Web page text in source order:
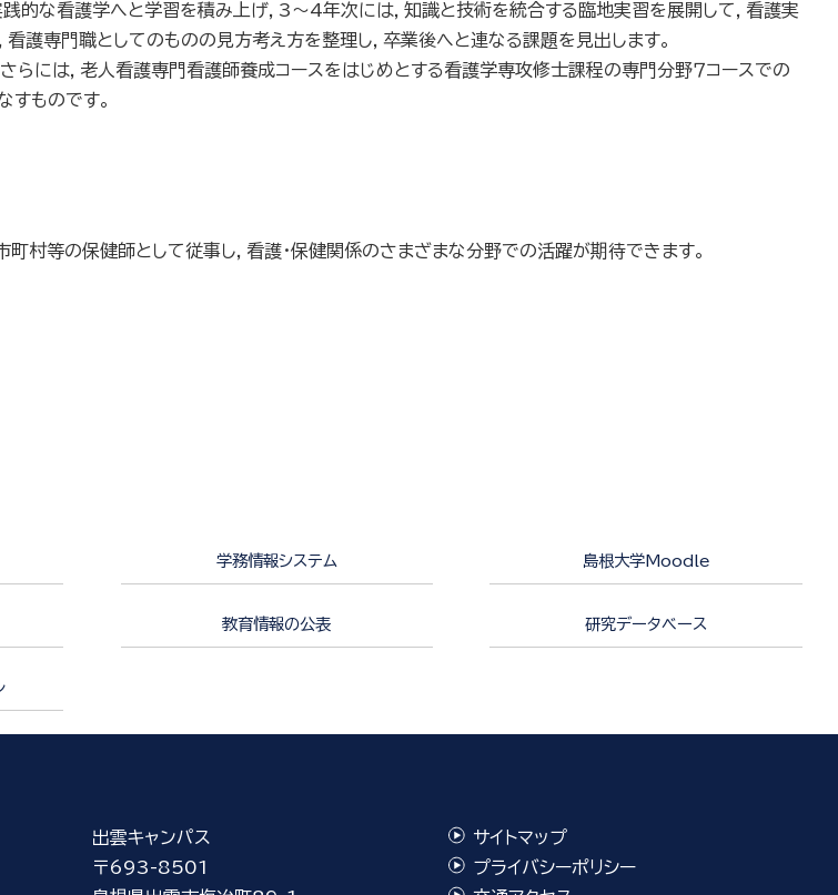
的な看護学へと学習を積み上げ，3～4年次には，知識と技術を統合する臨地実習を展開して，看護実
看護専門職としてのものの見方考え方を整理し，卒業後へと連なる課題を見出します。
には，老人看護専門看護師養成コースをはじめとする看護学専攻修士課程の専門分野７コースでの
すものです。
村等の保健師として従事し，看護・保健関係のさまざまな分野での活躍が期待できます。
学務情報システム 島根大学Moodle
教育情報の公表 研究データベース
出雲キャンパス
〒693-8501
サイトマップ
プライバシーポリシー